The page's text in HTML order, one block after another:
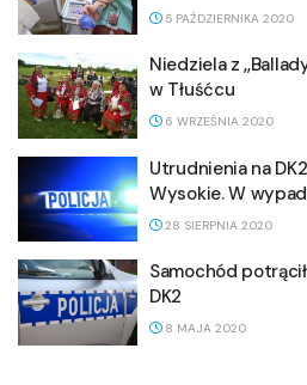
5 PAŹDZIERNIKA 2020
Niedziela z
w Tłuśćcu
6 WRZEŚNIA 2020
Utrudnienia na
Wysokie. W
28 SIERPNIA 2020
Samochód
DK2
8 MAJA 2020